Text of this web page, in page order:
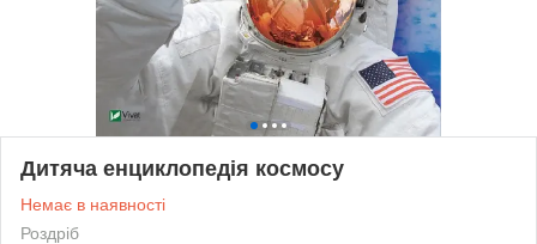
Дитяча енциклопедія космосу
Немає в наявності
Роздріб